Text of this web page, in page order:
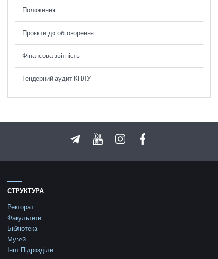
Положення
Проєкти до обговорення
Фінансова звітність
Гендерний аудит КНЛУ
СТРУКТУРА
Ректорат
Факультети
Бібліотека
Музей
Інші Підрозділи